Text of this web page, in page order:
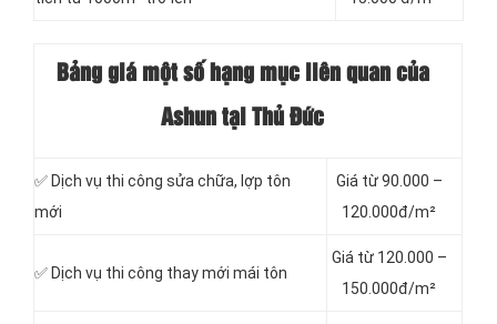
Bảng giá một số hạng mục liên quan của
Ashun tại Thủ Đức
✅ Dịch vụ thi công sửa chữa, lợp tôn
mới
Giá từ 90.000 –
120.000đ/m²
✅ Dịch vụ thi công thay mới mái tôn
Giá từ 120.000 –
150.000đ/m²